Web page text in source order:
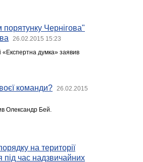
порятунку Чернігова"
26.02.2015 15:23
«Експертна думка» заявив
команди?
26.02.2015
Олександр Бей.
на території
під час надзвичайних